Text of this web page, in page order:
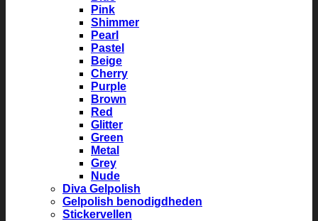
Pink
Shimmer
Pearl
Pastel
Beige
Cherry
Purple
Brown
Red
Glitter
Green
Metal
Grey
Nude
Diva Gelpolish
Gelpolish benodigdheden
Stickervellen